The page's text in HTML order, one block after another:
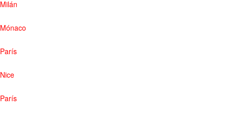
Milán
Mónaco
París
Nice
París